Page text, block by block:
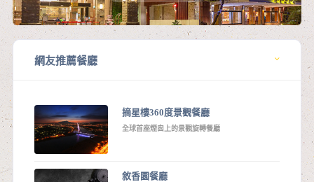
網友推薦餐廳
摘星樓360度景觀餐廳
全球首座煙囪上的景觀旋轉餐廳
敘香園餐廳